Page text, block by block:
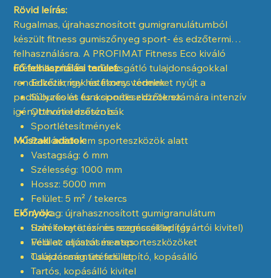
Rövid leírás:
Rugalmas, újrahasznosított gumigranulátumból
készült fitness gumiszőnyeg sport- és edzőtermi
felhasználásra. A PROFIMAT Fitness Eco kiváló
ütéscsillapító és csúszásgátló tulajdonságokkal
rendelkezik, így hatékony védelmet nyújt a
padlóburkolat és a sporteszközök számára intenzív
igénybevétel esetén is.
Fő felhasználási terület:
Edzőtermek és fitness termek
Súlyzós és funkcionális edzőterek
Otthoni edzőszobák
Sportlétesítmények
Padlóvédelem sporteszközök alatt
Műszaki adatok:
Vastagság: 6 mm
Szélesség: 1000 mm
Hossz: 5000 mm
Felület: 5 m² / tekercs
Anyag: újrahasznosított gumigranulátum
Szín: fekete, színes szemcsékkel (gyártói kivitel)
Felület: csúszásmentes
Tulajdonság: ütéscsillapító, kopásálló
Előnyök:
Hatékony ütés- és rezgéscsillapítás
Védi az aljzatot és a sporteszközöket
Csúszásmentes felület
Tartós, kopásálló kivitel